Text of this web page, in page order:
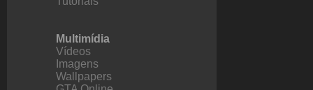
Multimídia
Vídeos
Imagens
Wallpapers